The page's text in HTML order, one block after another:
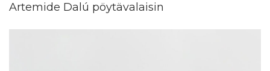
Artemide Dalú pöytävalaisin